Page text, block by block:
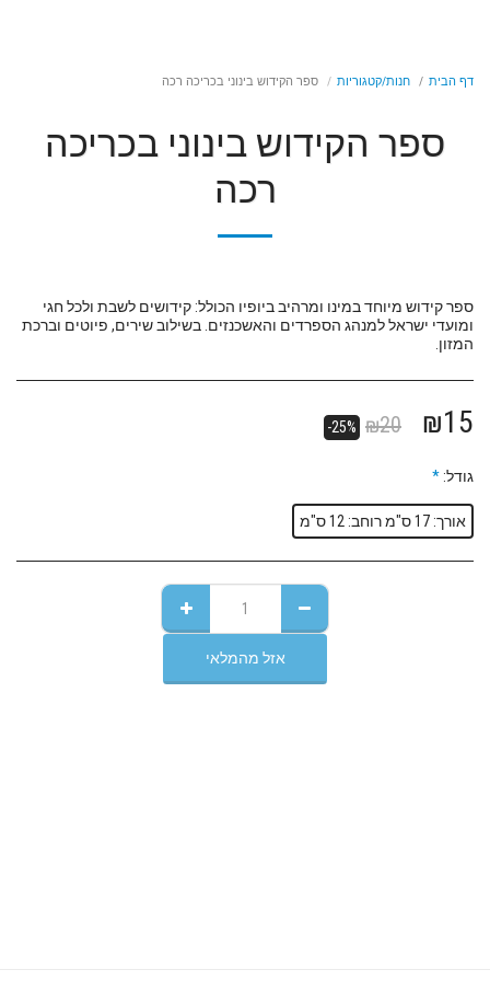
דף הבית חנות/קטגוריות ספר הקידוש בינוני בכריכה רכה
ספר הקידוש בינוני בכריכה
רכה
ספר קידוש מיוחד במינו ומרהיב ביופיו הכולל: קידושים לשבת ולכל חגי
ומועדי ישראל למנהג הספרדים והאשכנזים. בשילוב שירים, פיוטים וברכת
המזון.
₪15
₪20
-25%
גודל: *
אורך: 17 ס"מ רוחב: 12 ס"מ
אזל מהמלאי